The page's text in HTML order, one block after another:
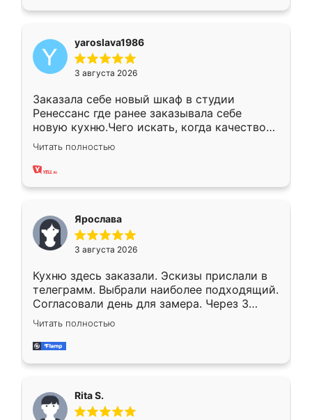
yaroslava1986
3 августа 2026
Заказала себе новый шкаф в студии
Ренессанс где ранее заказывала себе
новую кухню.Чего искать, когда качеством
вполне довольна. Служит кухня уже почти
два года, нареканий нет.
Читать полностью
Ярослава
3 августа 2026
Кухню здесь заказали. Эскизы прислали в
телеграмм. Выбрали наиболее подходящий.
Согласовали день для замера. Через 3
недели кухня была уже готова. Остались
довольны работой. Спасибо Ренессанс
мебель за качественную работу!
Читать полностью
Rita S.